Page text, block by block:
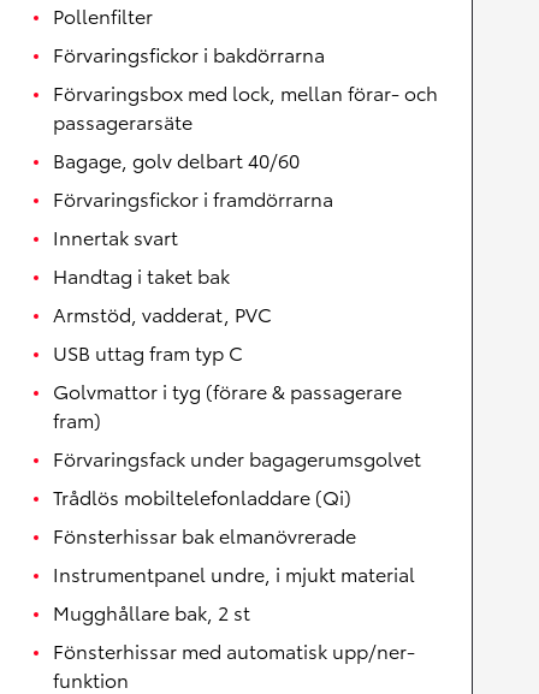
Pollenfilter
Förvaringsfickor i bakdörrarna
Förvaringsbox med lock, mellan förar- och
passagerarsäte
Bagage, golv delbart 40/60
Förvaringsfickor i framdörrarna
Innertak svart
Handtag i taket bak
Armstöd, vadderat, PVC
USB uttag fram typ C
Golvmattor i tyg (förare & passagerare
fram)
Förvaringsfack under bagagerumsgolvet
Trådlös mobiltelefonladdare (Qi)
Fönsterhissar bak elmanövrerade
Instrumentpanel undre, i mjukt material
Mugghållare bak, 2 st
Fönsterhissar med automatisk upp/ner-
funktion